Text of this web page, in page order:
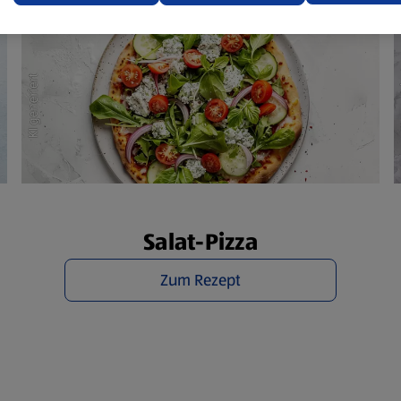
Salat-Pizza
Zum Rezept
zur Verfügung.
der Webseitenbetreiber und Datenschutzerklärungen